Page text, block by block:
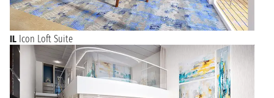
IL Icon Loft Suite